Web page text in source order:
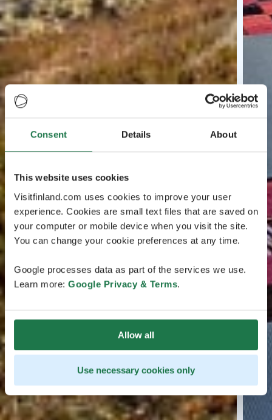
Consent Details About
This website uses cookies
Visitfinland.com uses cookies to improve your user
experience. Cookies are small text files that are saved on
your computer or mobile device when you visit the site.
You can change your cookie preferences at any time.
Google processes data as part of the services we use.
Learn more: Google Privacy & Terms.
Allow all
Use necessary cookies only